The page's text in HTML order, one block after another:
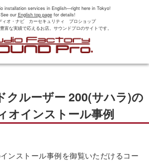
installation services in English—right here in Tokyo!
See our English top pagefor details!
ィオ・ナビ カーセキュリティ プロショップ
富な実績で応えるお店。サウンドプロのサイトです。
クルーザー 200(サハラ)の
オインストール事例
ンストール事例を御覧いただけるコー